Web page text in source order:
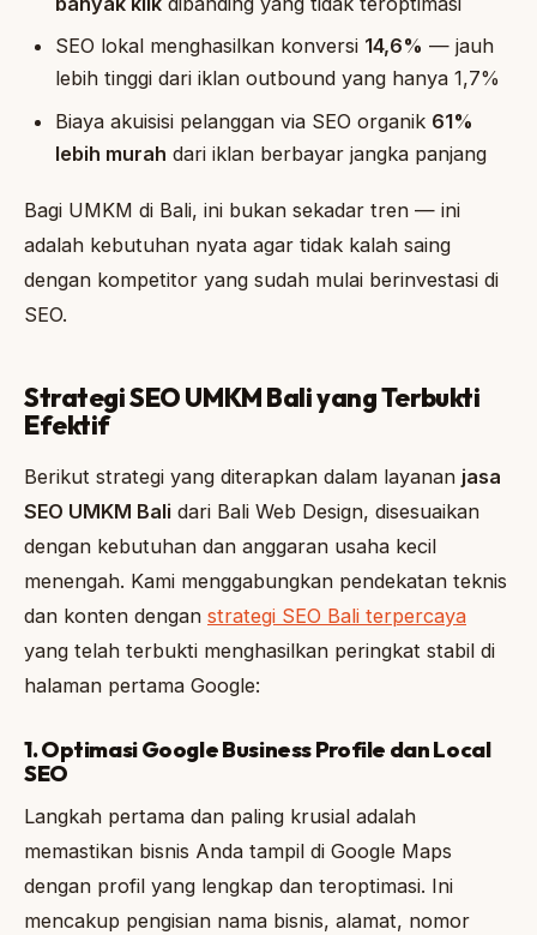
SEO lokal menghasilkan konversi 14,6% — jauh
lebih tinggi dari iklan outbound yang hanya 1,7%
Biaya akuisisi pelanggan via SEO organik 61%
lebih murah dari iklan berbayar jangka panjang
Bagi UMKM di Bali, ini bukan sekadar tren — ini
adalah kebutuhan nyata agar tidak kalah saing
dengan kompetitor yang sudah mulai berinvestasi di
SEO.
Strategi SEO UMKM Bali yang Terbukti
Efektif
Berikut strategi yang diterapkan dalam layanan jasa
SEO UMKM Bali dari Bali Web Design, disesuaikan
dengan kebutuhan dan anggaran usaha kecil
menengah. Kami menggabungkan pendekatan teknis
dan konten dengan strategi SEO Bali terpercaya
yang telah terbukti menghasilkan peringkat stabil di
halaman pertama Google:
1. Optimasi Google Business Profile dan Local
SEO
Langkah pertama dan paling krusial adalah
memastikan bisnis Anda tampil di Google Maps
dengan profil yang lengkap dan teroptimasi. Ini
mencakup pengisian nama bisnis, alamat, nomor